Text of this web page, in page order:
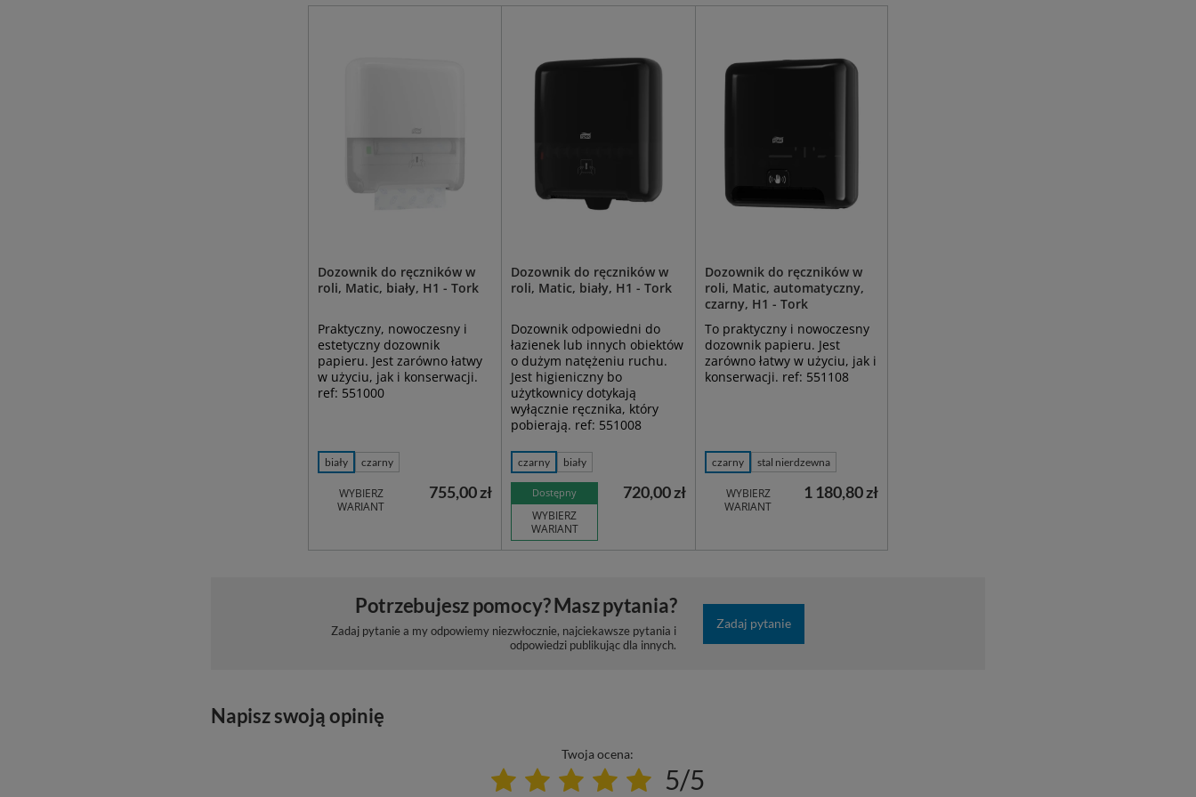
Dozownik do ręczników w
roli, Matic, biały, H1 - Tork
Praktyczny, nowoczesny i
estetyczny dozownik
papieru. Jest zarówno łatwy
w użyciu, jak i konserwacji.
ref: 551000
biały czarny
WYBIERZ
WARIANT
755,00 zł
Dozownik do ręczników w
roli, Matic, biały, H1 - Tork
Dozownik odpowiedni do
łazienek lub innych obiektów
o dużym natężeniu ruchu.
Jest higieniczny bo
użytkownicy dotykają
wyłącznie ręcznika, który
pobierają. ref: 551008
czarny biały
Dostępny
WYBIERZ
WARIANT
720,00 zł
Dozownik do ręczników w
roli, Matic, automatyczny,
czarny, H1 - Tork
To praktyczny i nowoczesny
dozownik papieru. Jest
zarówno łatwy w użyciu, jak i
konserwacji. ref: 551108
czarny stal nierdzewna
WYBIERZ
WARIANT
1 180,80 zł
Potrzebujesz pomocy? Masz pytania?
Zadaj pytanie a my odpowiemy niezwłocznie, najciekawsze pytania i
odpowiedzi publikując dla innych.
Zadaj pytanie
Napisz swoją opinię
Twoja ocena:
5/5